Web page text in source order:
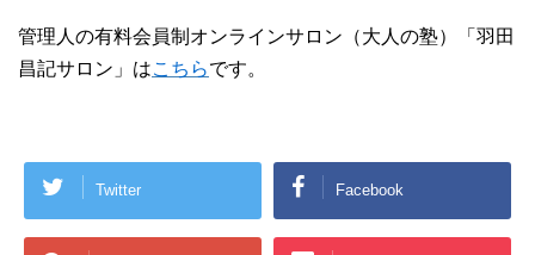
管理人の有料会員制オンラインサロン（大人の塾）「羽田
昌記サロン」はこちらです。
Twitter Facebook